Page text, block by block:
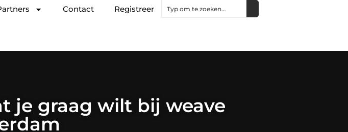
Contact Registreer
je graag wilt bij weave